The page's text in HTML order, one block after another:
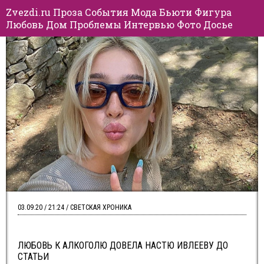
Zvezdi.ru Проза События Мода Бьюти Фигура
Любовь Дом Проблемы Интервью Фото Досье
ЛЮБОВЬ К АЛКОГОЛЮ ДОВЕЛА НАСТЮ ИВЛЕЕВУ ДО
СТАТЬИ
03.09.20 / 21:24 / СВЕТСКАЯ ХРОНИКА